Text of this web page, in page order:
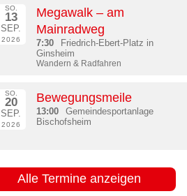
SO.
13
SEP.
2026
Megawalk – am
Mainradweg
7:30
Friedrich-Ebert-Platz in
Ginsheim
Wandern & Radfahren
SO.
20
SEP.
2026
Bewegungsmeile
13:00
Gemeindesportanlage
Bischofsheim
Alle Termine anzeigen